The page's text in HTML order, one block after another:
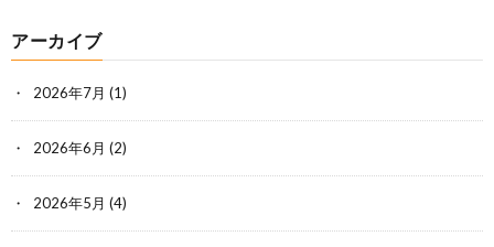
アーカイブ
2026年7月 (1)
2026年6月 (2)
2026年5月 (4)